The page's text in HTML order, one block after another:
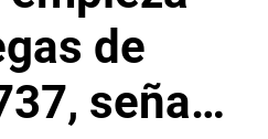
de
señala